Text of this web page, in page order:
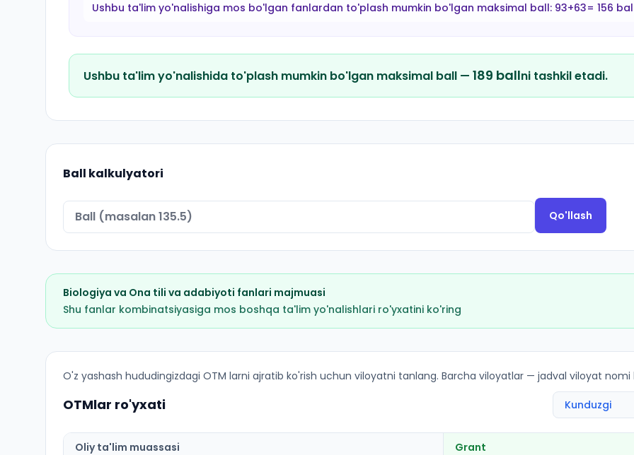
Ushbu ta'lim yo'nalishiga mos bo'lgan fanlardan to'plash mumkin bo'lgan maksimal ball: 93+63= 156
Ushbu ta'lim yo'nalishida to'plash mumkin bo'lgan maksimal ball — 189 ballni tashkil etadi.
Ball kalkulyatori
Qo'llash
Biologiya va Ona tili va adabiyoti fanlari majmuasi
Shu fanlar kombinatsiyasiga mos boshqa ta'lim yo'nalishlari ro'yxatini ko'ring
Maxsus pedagogika: tiflopedagogika: OTM lar bo'yicha kirish ballari va kvotalar
O'z yashash hududingizdagi OTM larni ajratib ko'rish uchun viloyatni tanlang. Barcha viloyatlar — jadval viloyat
OTMlar ro'yxati
Oliy ta'lim muassasi
Grant